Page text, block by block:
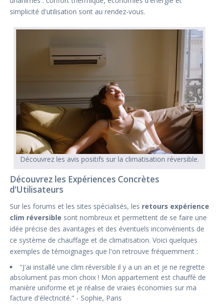
simplicité d'utilisation sont au rendez-vous.
Découvrez les avis positifs sur la climatisation réversible.
Découvrez les Expériences Concrètes
d'Utilisateurs
Sur les forums et les sites spécialisés, les retours expérience
clim réversible sont nombreux et permettent de se faire une
idée précise des avantages et des éventuels inconvénients de
ce système de chauffage et de climatisation. Voici quelques
exemples de témoignages que l'on retrouve fréquemment :
"J'ai installé une clim réversible il y a un an et je ne regrette
absolument pas mon choix ! Mon appartement est chauffé de
manière uniforme et je réalise de vraies économies sur ma
facture d'électricité." - Sophie, Paris